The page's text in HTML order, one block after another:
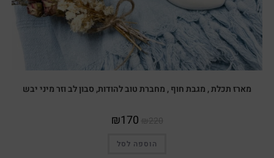
מארז תכלת , מגבת חוף , מחברת טוב להודות, סבון לב וזר מיני יבש
₪170
הוספה לסל